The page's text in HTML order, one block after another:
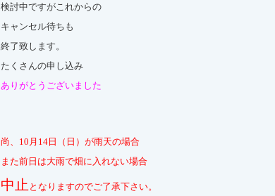
検討中ですがこれからの
キャンセル待ちも
終了致します。
たくさんの申し込み
ありがとうございました
尚、10月14日（日）が雨天の場合
また前日は大雨で畑に入れない場合
中止 となりますのでご了承下さい。